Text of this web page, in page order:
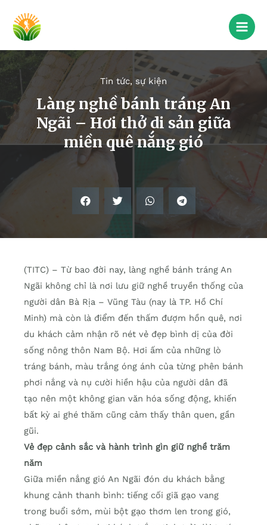
Tin tức, sự kiện
Làng nghề bánh tráng An
Ngãi – Hơi thở di sản giữa
miền quê nắng gió
(TITC) – Từ bao đời nay, làng nghề bánh tráng An
Ngãi không chỉ là nơi lưu giữ nghề truyền thống của
người dân Bà Rịa – Vũng Tàu (nay là TP. Hồ Chí
Minh) mà còn là điểm đến thấm đượm hồn quê, nơi
du khách cảm nhận rõ nét vẻ đẹp bình dị của đời
sống nông thôn Nam Bộ. Hơi ấm của những lò
tráng bánh, màu trắng óng ánh của từng phên bánh
phơi nắng và nụ cười hiền hậu của người dân đã
tạo nên một không gian văn hóa sống động, khiến
bất kỳ ai ghé thăm cũng cảm thấy thân quen, gần
gũi.
Vẻ đẹp cảnh sắc và hành trình gìn giữ nghề trăm
năm
Giữa miền nắng gió An Ngãi đón du khách bằng
khung cảnh thanh bình: tiếng cối giã gạo vang
trong buổi sớm, mùi bột gạo thơm len trong gió,